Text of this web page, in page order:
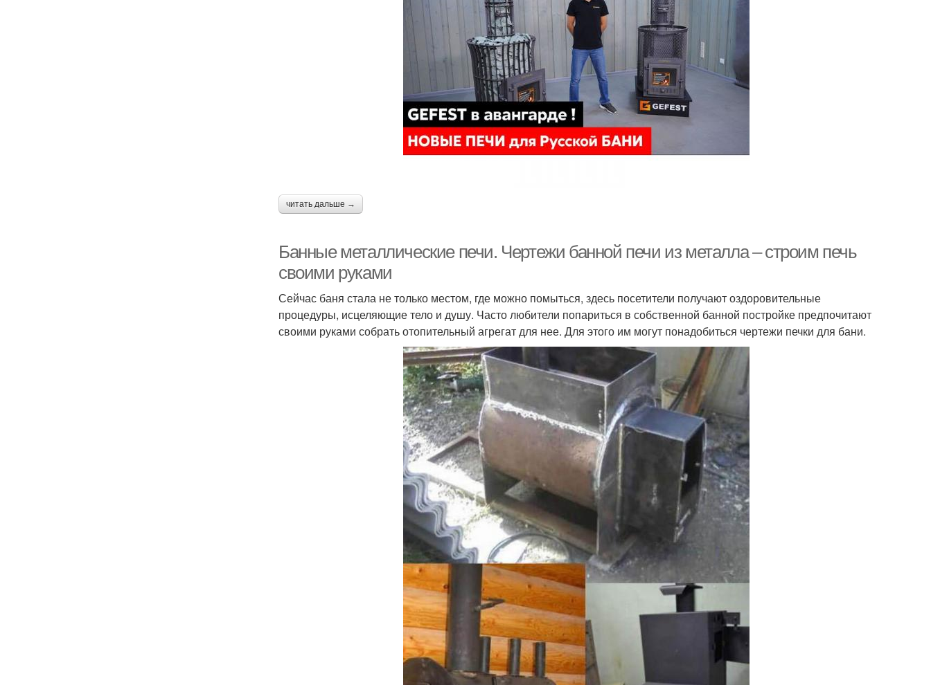
читать дальше →
Банные металлические печи. Чертежи банной печи из металла – строим печь
своими руками
Сейчас баня стала не только местом, где можно помыться, здесь посетители получают оздоровительные
процедуры, исцеляющие тело и душу. Часто любители попариться в собственной банной постройке предпочитают
своими руками собрать отопительный агрегат для нее. Для этого им могут понадобиться чертежи печки для бани.